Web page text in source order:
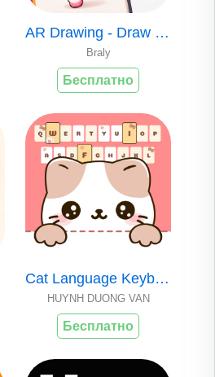
AR Drawing - Draw Sketch App
Braly
Бесплатно
Cat Language Keyboard DIY
HUYNH DUONG VAN
Бесплатно